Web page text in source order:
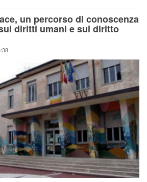
un percorso di conoscenza
diritti umani e sul diritto